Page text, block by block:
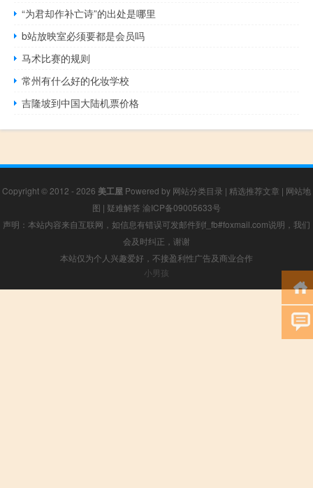
“为君却作补亡诗”的出处是哪里
b站放映室必须要都是会员吗
马术比赛的规则
常州有什么好的化妆学校
吉隆坡到中国大陆机票价格
Copyright © 2012 - 2026 美工屋 Powered by 网站分类目录 | 精选推荐文章 | 网站地
图 | 疑难解答 渝ICP备09005633号
声明：本站内容来自互联网，如信息有错误可发邮件到f_fb#foxmail.com说明，我们
会及时纠正，谢谢
本站仅为个人兴趣爱好，不接盈利性广告及商业合作
小男孩